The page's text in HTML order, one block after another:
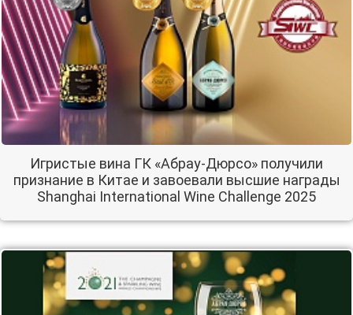
Игристые вина ГК «Абрау-Дюрсо» получили
признание в Китае и завоевали высшие награды
Shanghai International Wine Challenge 2025